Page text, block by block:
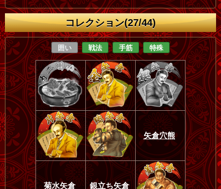
コレクション(27/44)
囲い 戦法 手筋 特殊
矢倉穴熊
菊水矢倉 銀立ち矢倉